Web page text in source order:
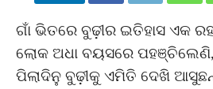
ଗାଁ ଭିତରେ ବୁଢ଼ୀର ଇତିହାସ ଏକ
ଲୋକ ଅଧା ବୟସରେ
ପିଲାଦିନୁ ବୁଢ଼ୀକୁ ଏମିତି ଦେଖି